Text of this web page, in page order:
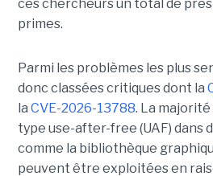
ces chercheurs un total de
primes.
Parmi les problèmes les plus
donc classées critiques dont la
la CVE-2026-13788. La
type use-after-free (UAF) dans
comme la bibliothèque
peuvent être exploitées en